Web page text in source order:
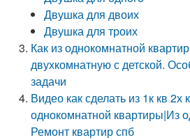
Двушка для двоих
Двушка для троих
Как из однокомнатной
двухкомнатную с детской.
задачи
Видео как сделать из 1к кв
однокомнатной квартиры|Из
Ремонт квартир спб